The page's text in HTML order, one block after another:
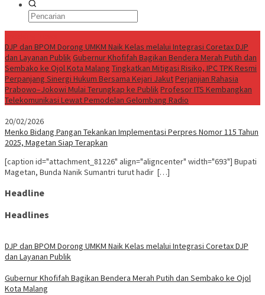
DJP dan BPOM Dorong UMKM Naik Kelas melalui Integrasi Coretax DJP
dan Layanan PublikGubernur Khofifah Bagikan Bendera Merah Putih dan
Sembako ke Ojol Kota Malang Tingkatkan Mitigasi Risiko, IPC TPK Resmi
Perpanjang Sinergi Hukum Bersama Kejari JakutPerjanjian Rahasia
Prabowo–Jokowi Mulai Terungkap ke PublikProfesor ITS Kembangkan
Telekomunikasi Lewat Pemodelan Gelombang Radio
20/02/2026
Menko Bidang Pangan Tekankan Implementasi Perpres Nomor 115 Tahun
2025, Magetan Siap Terapkan
[caption id="attachment_81226" align="aligncenter" width="693"] Bupati
Magetan, Bunda Nanik Sumantri turut hadir […]
Headline
Headlines
DJP dan BPOM Dorong UMKM Naik Kelas melalui Integrasi Coretax DJP
dan Layanan Publik
Gubernur Khofifah Bagikan Bendera Merah Putih dan Sembako ke Ojol
Kota Malang